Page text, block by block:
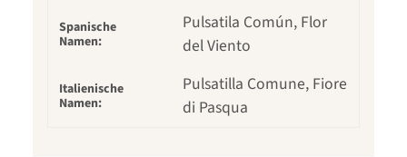
Spanische
Namen:
Pulsatila Común, Flor
del Viento
Italienische
Namen:
Pulsatilla Comune, Fiore
di Pasqua